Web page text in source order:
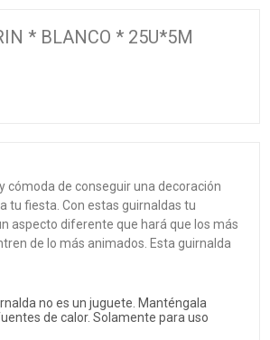
* BLANCO * 25U*5M
cómoda de conseguir una decoración
tu fiesta. Con estas guirnaldas tu
aspecto diferente que hará que los más
de lo más animados. Esta guirnalda
no es un juguete. Manténgala
de calor. Solamente para uso